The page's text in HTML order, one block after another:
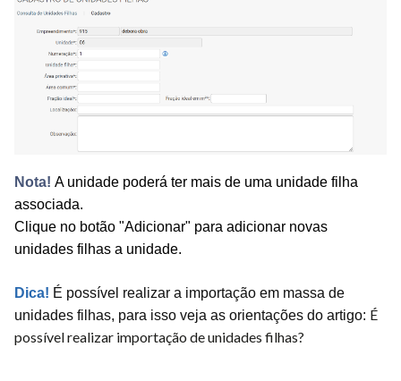
Nota! A unidade poderá ter mais de uma unidade filha
associada.
Clique no botão "Adicionar" para adicionar novas
unidades filhas a unidade.
Dica! É possível realizar a importação em massa de
unidades filhas, para isso veja as orientações do artigo: É
possível realizar importação de unidades filhas?